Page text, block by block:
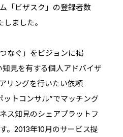
ーポレート職
ナー職
「ビザスク」の登録者数
ました。
なぐ」をビジョンに掲
見を有する個人アドバイザ
リングを行いたい依頼
ットコンサル”でマッチング
ス知見のシェアプラットフ
。2013年10月のサービス提